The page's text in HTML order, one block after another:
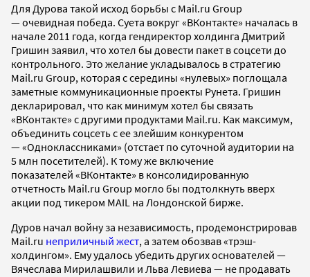
Для Дурова такой исход борьбы с Mail.ru Group
— очевидная победа. Суета вокруг «ВКонтакте» началась в
начале 2011 года, когда гендиректор холдинга Дмитрий
Гришин заявил, что хотел бы довести пакет в соцсети до
контрольного. Это желание укладывалось в стратегию
Mail.ru Group, которая с середины «нулевых» поглощала
заметные коммуникационные проекты Рунета. Гришин
декларировал, что как минимум хотел бы связать
«ВКонтакте» с другими продуктами Mail.ru. Как максимум,
объединить соцсеть с ее злейшим конкурентом
— «Одноклассниками» (отстает по суточной аудитории на
5 млн посетителей). К тому же включение
показателей «ВКонтакте» в консолидированную
отчетность Mail.ru Group могло бы подтолкнуть вверх
акции под тикером MAIL на Лондонской бирже.
Дуров начал войну за независимость, продемонстрировав
Mail.ru неприличный жест, а затем обозвав «трэш-
холдингом». Ему удалось убедить других основателей —
Вячеслава Мирилашвили и Льва Левиева — не продавать